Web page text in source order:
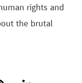
rights and
the brutal